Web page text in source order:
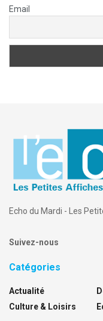
Email
Echo du Mardi - Les
Suivez-nous
Catégories
Actualité
Culture & Loisirs